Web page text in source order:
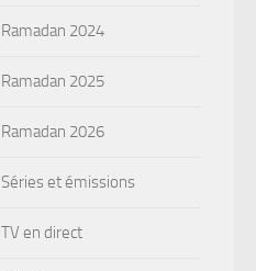
Ramadan 2024
Ramadan 2025
Ramadan 2026
Séries et émissions
TV en direct